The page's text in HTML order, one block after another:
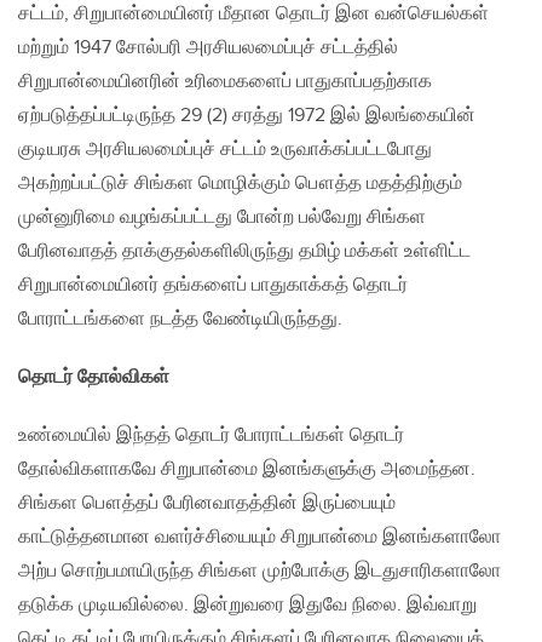
சட்டம், சிறுபான்மையினர் மீதான தொடர் இன வன்செயல்கள்
மற்றும் 1947 சோல்பரி அரசியலமைப்புச் சட்டத்தில்
சிறுபான்மையினரின் உரிமைகளைப் பாதுகாப்பதற்காக
ஏற்படுத்தப்பட்டிருந்த 29 (2) சரத்து 1972 இல் இலங்கையின்
குடியரசு அரசியலமைப்புச் சட்டம் உருவாக்கப்பட்டபோது
அகற்றப்பட்டுச் சிங்கள மொழிக்கும் பௌத்த மதத்திற்கும்
முன்னுரிமை வழங்கப்பட்டது போன்ற பல்வேறு சிங்கள​
பேரினவாதத் தாக்குதல்களிலிருந்து தமிழ் மக்கள் உள்ளிட்ட
சிறுபான்மையினர் தங்களைப் பாதுகாக்கத் தொடர்
போராட்டங்களை நடத்த வேண்டியிருந்தது.
தொடர் தோல்விகள்
உண்மையில் இந்தத் தொடர் போராட்டங்கள் தொடர்
தோல்விகளாகவே சிறுபான்மை இனங்களுக்கு அமைந்தன.
சிங்கள பௌத்தப் பேரினவாதத்தின் இருப்பையும்
காட்டுத்தனமான வளர்ச்சியையும் சிறுபான்மை இனங்களாலோ
அற்ப சொற்பமாயிருந்த சிங்கள முற்போக்கு இடதுசாரிகளாலோ
தடுக்க முடியவில்லை. இன்றுவரை இதுவே நிலை. இவ்வாறு